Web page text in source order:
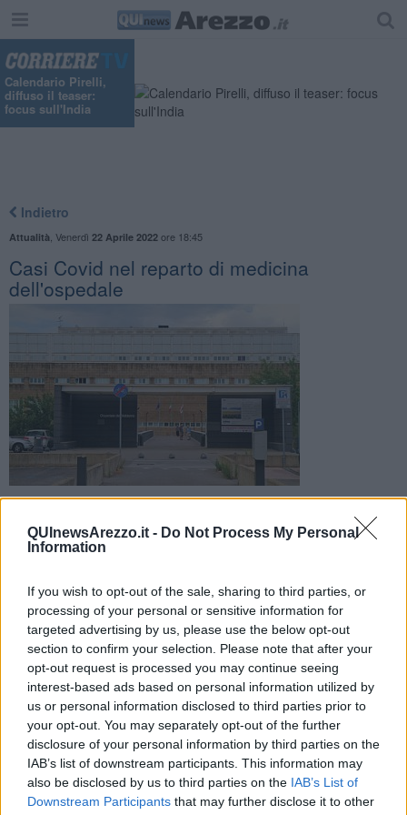
QUInewsArezzo.it - Do Not Process My Personal
Information
If you wish to opt-out of the sale, sharing to third parties, or
processing of your personal or sensitive information for
targeted advertising by us, please use the below opt-out
section to confirm your selection. Please note that after your
opt-out request is processed you may continue seeing
interest-based ads based on personal information utilized by
us or personal information disclosed to third parties prior to
your opt-out. You may separately opt-out of the further
disclosure of your personal information by third parties on the
IAB’s list of downstream participants. This information may
also be disclosed by us to third parties on the IAB’s List of
Downstream Participants that may further disclose it to other
Calendario Pirelli,
diffuso il teaser:
focus sull'India
Indietro
Attualità Venerdì 22 Aprile 2022ore 18:45
Casi Covid nel reparto di medicina
dell'ospedale
Riscontrate alcune positività tra dei pazienti alla Gruccia, per
questo la direzione ha sospeso l'accesso ai visitatori per
alcuni giorni
MONTEVARCHI —E' direttamente la direzione dell'ospedale della
Gruccia ad informare che a seguito di alcuni casi di positività al
virus Sars Cov-2 riscontrati tra ricoverati nel reparto dimedicina
rende necessario mettere in atto azioni di prevenzione per ridurre
la diffusione del contagio. Infatti, chiariscono dalla Asl trattandosi di
pazienti non è possibile spostarli.
Per questo motivo è statotemporaneamente sospeso l'accesso
dei visitatoriin tale reparto a partire da domani, sabato 23 aprile,
fino al 2 maggio.